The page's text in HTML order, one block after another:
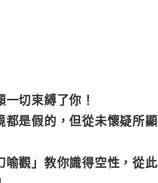
切束縛了你！
是假的，但從未懷疑所
觀」教你識得空性，從